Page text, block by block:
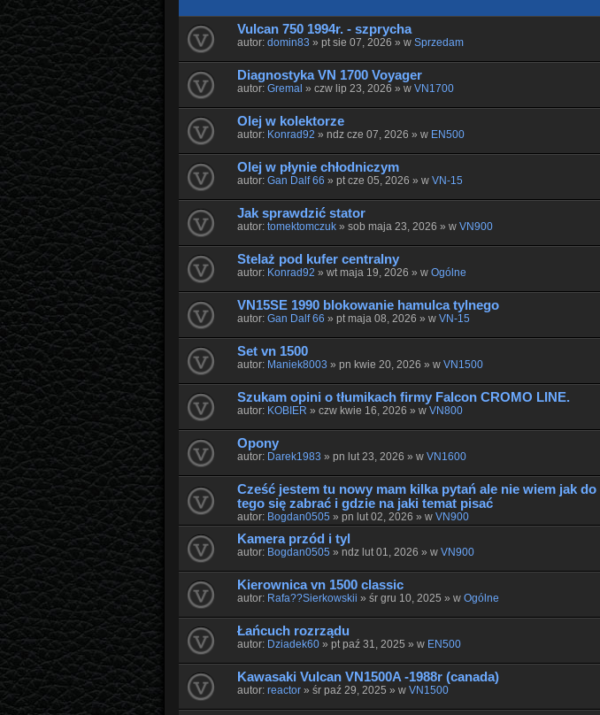
Vulcan 750 1994r. - szprycha
autor: domin83 » pt sie 07, 2026 » w Sprzedam
Diagnostyka VN 1700 Voyager
autor: Gremal » czw lip 23, 2026 » w VN1700
Olej w kolektorze
autor: Konrad92 » ndz cze 07, 2026 » w EN500
Olej w płynie chłodniczym
autor: Gan Dalf 66 » pt cze 05, 2026 » w VN-15
Jak sprawdzić stator
autor: tomektomczuk» sob maja 23, 2026 » w VN900
Stelaż pod kufer centralny
autor: Konrad92 » wt maja 19, 2026 » w Ogólne
VN15SE 1990 blokowanie hamulca tylnego
autor: Gan Dalf 66 » pt maja 08, 2026 » w VN-15
Set vn 1500
autor: Maniek8003 » pn kwie 20, 2026 » w VN1500
Szukam opini o tłumikach firmy Falcon CROMO LINE.
autor: KOBIER » czw kwie 16, 2026 » w VN800
Opony
autor: Darek1983 » pn lut 23, 2026 » w VN1600
Cześć jestem tu nowy mam kilka pytań ale nie wiem jak do
tego się zabrać i gdzie na jaki temat pisać
autor: Bogdan0505 » pn lut 02, 2026 » w VN900
Kamera przód i tyl
autor: Bogdan0505 » ndz lut 01, 2026 » w VN900
Kierownica vn 1500 classic
autor: Rafa??Sierkowskii » śr gru 10, 2025 » w Ogólne
Łańcuch rozrządu
autor: Dziadek60» pt paź 31, 2025 » w EN500
Kawasaki Vulcan VN1500A -1988r (canada)
autor: reactor» śr paź 29, 2025 » w VN1500